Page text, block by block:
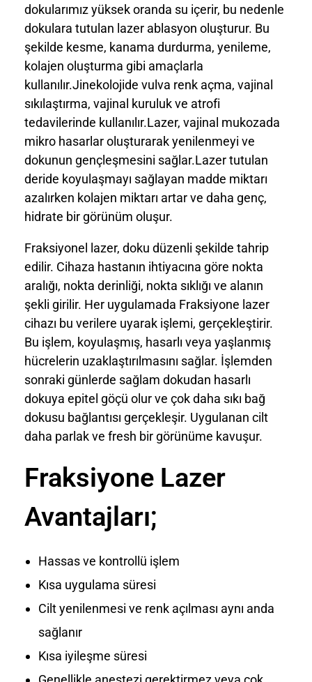
dokularımız yüksek oranda su içerir, bu nedenle
dokulara tutulan lazer ablasyon oluşturur. Bu
şekilde kesme, kanama durdurma, yenileme,
kolajen oluşturma gibi amaçlarla
kullanılır.Jinekolojide vulva renk açma, vajinal
sıkılaştırma, vajinal kuruluk ve atrofi
tedavilerinde kullanılır.Lazer, vajinal mukozada
mikro hasarlar oluşturarak yenilenmeyi ve
dokunun gençleşmesini sağlar.Lazer tutulan
deride koyulaşmayı sağlayan madde miktarı
azalırken kolajen miktarı artar ve daha genç,
hidrate bir görünüm oluşur.
Fraksiyonel lazer, doku düzenli şekilde tahrip
edilir. Cihaza hastanın ihtiyacına göre nokta
aralığı, nokta derinliği, nokta sıklığı ve alanın
şekli girilir. Her uygulamada Fraksiyone lazer
cihazı bu verilere uyarak işlemi, gerçekleştirir.
Bu işlem, koyulaşmış, hasarlı veya yaşlanmış
hücrelerin uzaklaştırılmasını sağlar. İşlemden
sonraki günlerde sağlam dokudan hasarlı
dokuya epitel göçü olur ve çok daha sıkı bağ
dokusu bağlantısı gerçekleşir. Uygulanan cilt
daha parlak ve fresh bir görünüme kavuşur.
Fraksiyone Lazer
Avantajları;
Hassas ve kontrollü işlem
Kısa uygulama süresi
Cilt yenilenmesi ve renk açılması aynı anda
sağlanır
Kısa iyileşme süresi